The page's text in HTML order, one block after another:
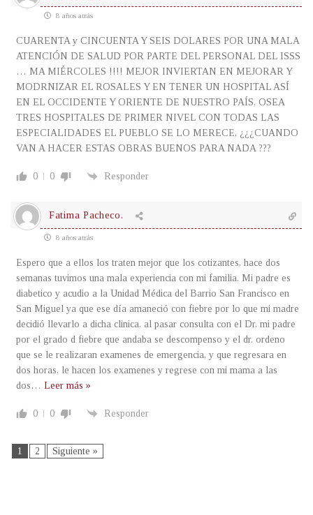
8 años atrás
CUARENTA y CINCUENTA Y SEIS DOLARES POR UNA MALA
ATENCIÓN DE SALUD POR PARTE DEL PERSONAL DEL ISSS
… MA MIÉRCOLES !!!! MEJOR INVIERTAN EN MEJORAR Y
MODRNIZAR EL ROSALES Y EN TENER UN HOSPITAL ASÍ
EN EL OCCIDENTE Y ORIENTE DE NUESTRO PAÍS, OSEA
TRES HOSPITALES DE PRIMER NIVEL CON TODAS LAS
ESPECIALIDADES EL PUEBLO SE LO MERECE, ¿¿¿CUANDO
VAN A HACER ESTAS OBRAS BUENOS PARA NADA ???
0 0 Responder
Fatima Pacheco.
8 años atrás
Espero que a ellos los traten mejor que los cotizantes, hace dos
semanas tuvimos una mala experiencia con mi familia. Mi padre es
diabetico y acudio a la Unidad Médica del Barrio San Francisco en
San Miguel ya que ese día amaneció con fiebre por lo que mi madre
decidió llevarlo a dicha clinica, al pasar consulta con el Dr. mi padre
por el grado d fiebre que andaba se descompenso y el dr. ordeno
que se le realizaran examenes de emergencia, y que regresara en
dos horas, le hacen los examenes y regrese con mi mama a las
dos … Leer más »
0 0 Responder
1 2 Siguiente »